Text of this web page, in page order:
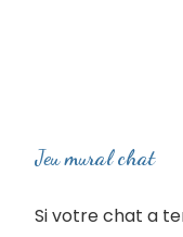
Jeu mural chat
Si votre chat a